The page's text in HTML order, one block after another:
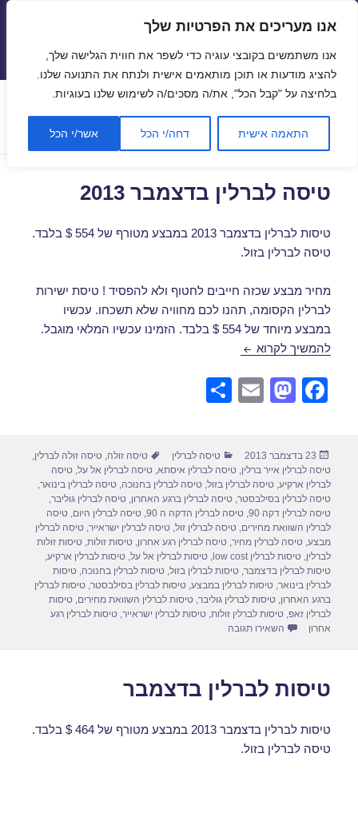
אנו מעריכים את הפרטיות שלך
אנו משתמשים בקובצי עוגיה כדי לשפר את חווית הגלישה שלך,
להציג מודעות או תוכן מותאמים אישית ולנתח את התנועה שלנו.
בלחיצה על "קבל הכל", את/ה מסכים/ה לשימוש שלנו בעוגיות.
התאמה אישית דחה/י הכל אשר/י הכל
תפריטים
ווידג'טים
תגית:טיסה לברלין בינואר
טיסה לברלין בדצמבר 2013
טיסות לברלין בדצמבר 2013 במבצע מטורף של 554 $ בלבד.
טיסה לברלין בזול.
מחיר מבצע שכזה חייבים לחטוף ולא להפסיד ! טיסת ישירות
לברלין הקסומה, תהנו לכם מחוויה שלא תשכחו. עכשיו
במבצע מיוחד של 554 $ בלבד. הזמינו עכשיו המלאי מוגבל.
להמשיך לקרוא טיסה לברלין בדצמבר 2013
F
e
b
o
o
k
M
o
d
o
n
E
e
פורסם
בתאריך
23 בדצמבר 2013 קטגוריות
טיסה לברלין תגיות
טיסה זולה,טיסה זולה לברלין,
טיסה לברלין אייר ברלין,טיסה לברלין איסתא,טיסה לברלין אל על,טיסה
לברלין ארקיע,טיסה לברלין בזול,טיסה לברלין בחנוכה,טיסה לברלין בינואר,
טיסה לברלין בסילבסטר,טיסה לברלין ברגע האחרון,טיסה לברלין גוליבר,
טיסה לברלין דקה 90
,טיסה לברלין הדקה ה 90 ,טיסה לברלין היום,טיסה
לברלין השוואת מחירים,טיסה לברלין זול,טיסה לברלין ישראייר,טיסה לברלין
מבצע,טיסה לברלין מחיר,טיסה לברלין רגע אחרון,טיסות זולות,טיסות זולות
לברלין,טיסות לברלין low cost ,טיסות לברלין אל על,טיסות לברלין ארקיע,
טיסות לברלין בדצמבר,טיסות לברלין בזול,טיסות לברלין בחנוכה,טיסות
לברלין בינואר,טיסות לברלין במבצע,טיסות לברלין בסילבסטר,טיסות לברלין
ברגע האחרון,טיסות לברלין גוליבר,טיסות לברלין השוואת מחירים,טיסות
לברלין זאפ,טיסות לברלין זולות,טיסות לברלין ישראייר,טיסות לברלין רגע
אחרון
השאירו תגובה
טיסות לברלין בדצמבר
טיסות לברלין בדצמבר 2013 במבצע מטורף של 464 $ בלבד.
טיסה לברלין בזול.